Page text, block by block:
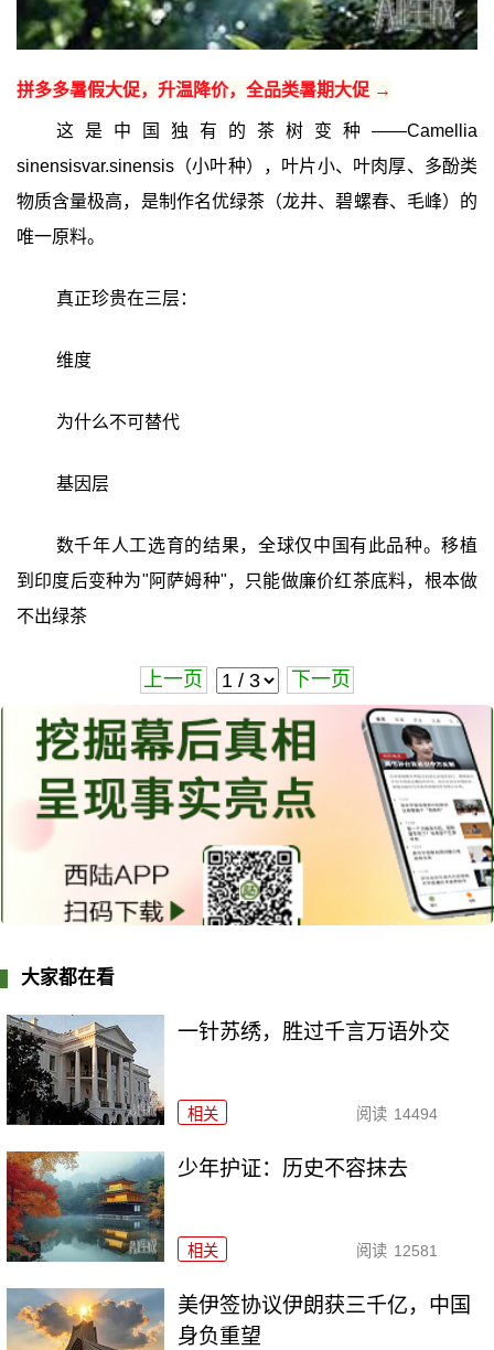
拼多多暑假大促，升温降价，全品类暑期大促 →
这是中国独有的茶树变种——Camellia
sinensisvar.sinensis（小叶种），叶片小、叶肉厚、多酚类
物质含量极高，是制作名优绿茶（龙井、碧螺春、毛峰）的
唯一原料。
真正珍贵在三层：
维度
为什么不可替代
基因层
数千年人工选育的结果，全球仅中国有此品种。移植
到印度后变种为"阿萨姆种"，只能做廉价红茶底料，根本做
不出绿茶
上一页 下一页
大家都在看
一针苏绣，胜过千言万语外交
相关 阅读 14494
少年护证：历史不容抹去
相关 阅读 12581
美伊签协议伊朗获三千亿，中国
身负重望